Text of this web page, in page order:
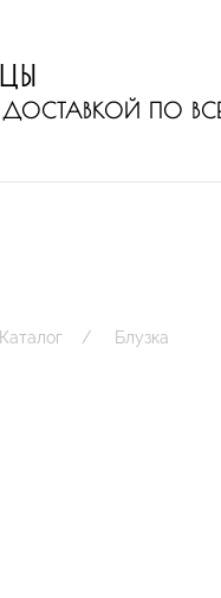
ПО
Каталог Блузка